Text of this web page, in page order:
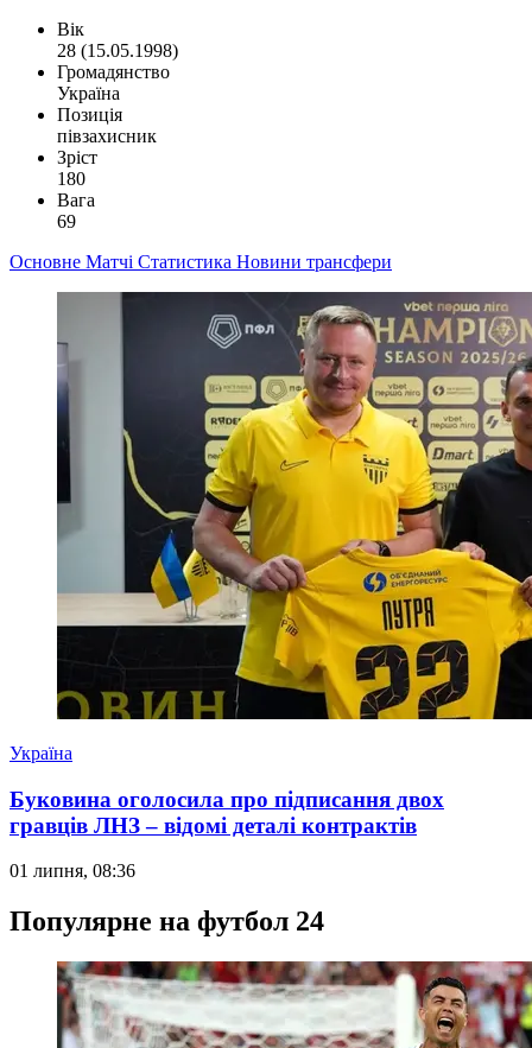
Вік
28 (15.05.1998)
Громадянство
Україна
Позиція
півзахисник
Зріст
180
Вага
69
Основне Матчі Статистика Новини трансфери
Україна
Буковина оголосила про підписання двох
гравців ЛНЗ – відомі деталі контрактів
01 липня, 08:36
Популярне на футбол 24